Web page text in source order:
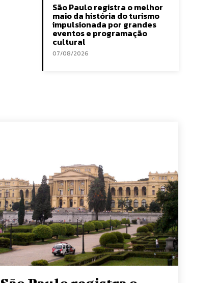
São Paulo registra o melhor
maio da história do turismo
impulsionada por grandes
eventos e programação
cultural
07/08/2026